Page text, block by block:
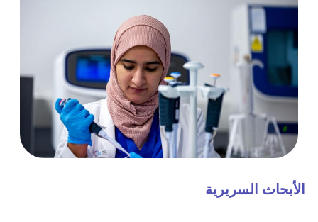
الأبحاث السريرية